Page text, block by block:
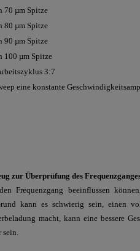
70 µm Spitze
80 µm Spitze
90 µm Spitze
100 µm Spitze
3:7
eine konstante
zur Überprüfung des
Frequenzgang beeinflussen
kann es schwierig sein, einen
macht, kann eine bessere
sein.